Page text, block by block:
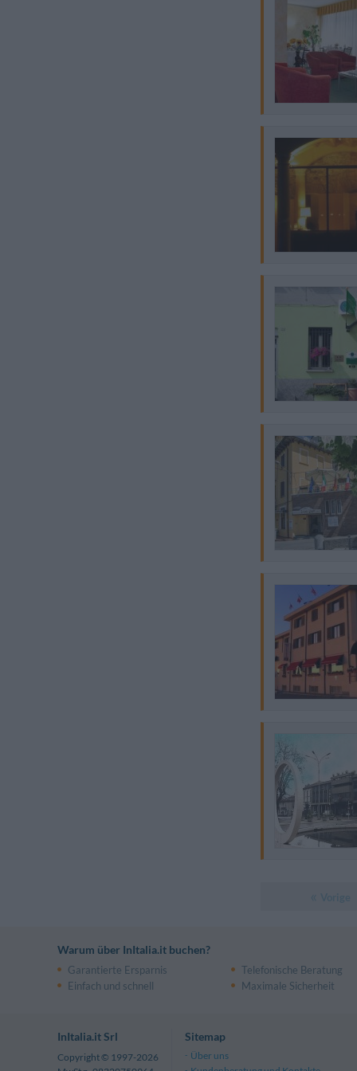
Warum über InItalia.it buchen?
Garantierte Ersparnis Telefonische Beratung
Einfach und schnell
Maximale Sicherheit
InItalia.it Srl
Copyright © 1997-2026
Sitemap
Über uns